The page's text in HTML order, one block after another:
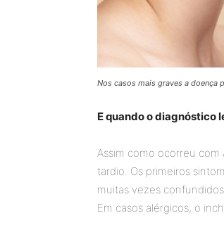
Nos casos mais graves a doença
E quando o diagnóstico
Assim como ocorreu
tardio. Os primeiros
muitas vezes
Em casos alérgicos, o